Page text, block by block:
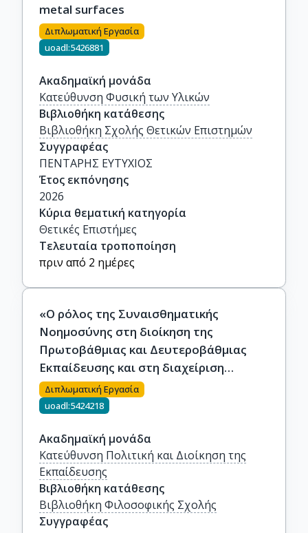
metal surfaces
Διπλωματική Εργασία
uoadl:5426881
Ακαδημαϊκή μονάδα
Κατεύθυνση Φυσική των Υλικών
Βιβλιοθήκη κατάθεσης
Βιβλιοθήκη Σχολής Θετικών Επιστημών
Συγγραφέας
ΠΕΝΤΑΡΗΣ ΕΥΤΥΧΙΟΣ
Έτος εκπόνησης
2026
Κύρια θεματική κατηγορία
Θετικές Επιστήμες
Τελευταία τροποποίηση
πριν από 2 ημέρες
«Ο ρόλος της Συναισθηματικής
Νοημοσύνης στη διοίκηση της
Πρωτοβάθμιας και Δευτεροβάθμιας
Εκπαίδευσης και στη διαχείριση
ανθρώπινου δυναμικού»
Διπλωματική Εργασία
uoadl:5424218
Ακαδημαϊκή μονάδα
Κατεύθυνση Πολιτική και Διοίκηση της
Εκπαίδευσης
Βιβλιοθήκη κατάθεσης
Βιβλιοθήκη Φιλοσοφικής Σχολής
Συγγραφέας